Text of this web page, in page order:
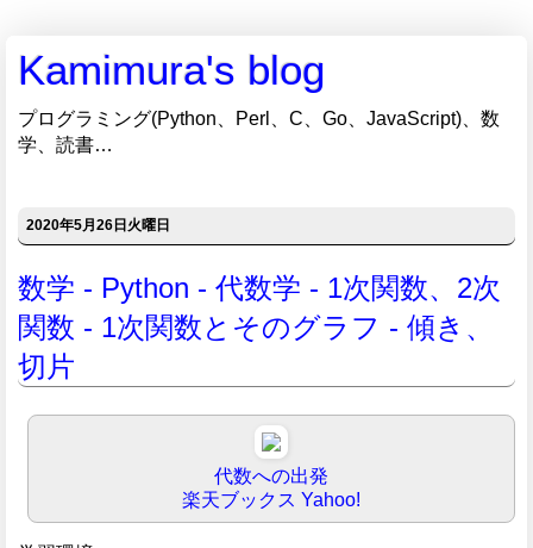
Kamimura's blog
プログラミング(Python、Perl、C、Go、JavaScript)、数
学、読書…
2020年5月26日火曜日
数学 - Python - 代数学 - 1次関数、2次
関数 - 1次関数とそのグラフ - 傾き、
切片
代数への出発
楽天ブックス Yahoo!